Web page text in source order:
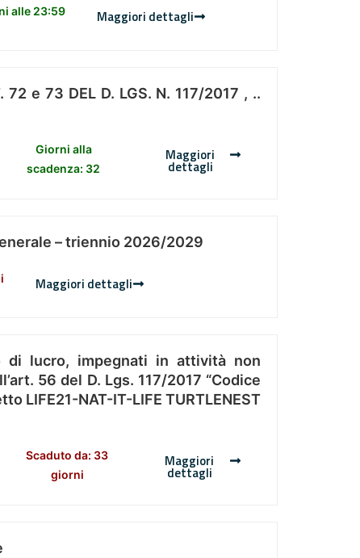
alle 23:59 Maggiori dettagli
72 e 73 DEL D. LGS. N. 117/2017 , ..
Giorni alla
scadenza: 32
Maggiori
dettagli
– triennio 2026/2029
Maggiori dettagli
lucro, impegnati in attività non
56 del D. Lgs. 117/2017 “Codice
LIFE21-NAT-IT-LIFE TURTLENEST
Scaduto da: 33
giorni
Maggiori
dettagli